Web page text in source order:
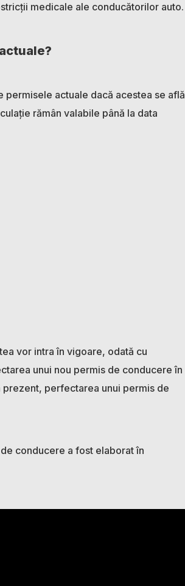
medicale ale conducătorilor auto.
permisele actuale dacă acestea se află
rămân valabile până la data
vor intra în vigoare, odată cu
unui nou permis de conducere în
perfectarea unui permis de
conducere a fost elaborat în